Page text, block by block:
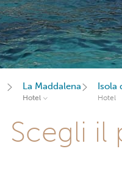
La Maddalena
Hotel
Isola
Hotel
Scegli il